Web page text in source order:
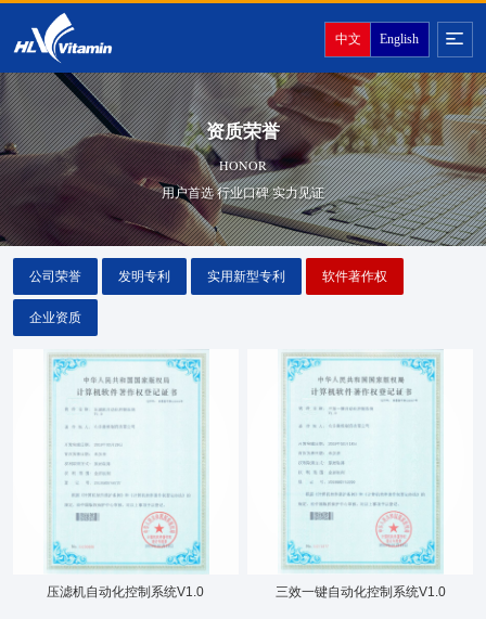
中文 English
资质荣誉
HONOR
用户首选 行业口碑 实力见证
公司荣誉 发明专利 实用新型专利 软件著作权
企业资质
压滤机自动化控制系统V1.0 三效一键自动化控制系统V1.0